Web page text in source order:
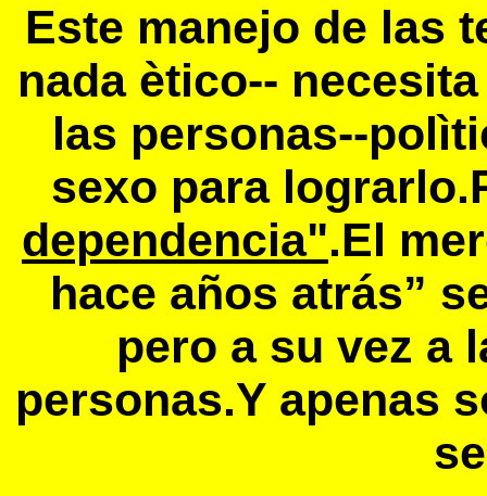
Este manejo de las
nada ètico--
las personas--
sexo para
dependencia".El
hace años atrás”
pero a su vez a
personas.Y apenas